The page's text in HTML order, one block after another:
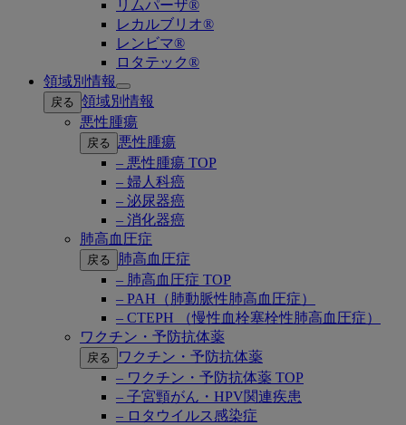
リムパーザ®
レカルブリオ®
レンビマ®
ロタテック®
領域別情報
Open
submenu
戻る 領域別情報
悪性腫瘍
戻る
悪性腫瘍
– 悪性腫瘍 TOP
– 婦人科癌
– 泌尿器癌
– 消化器癌
肺高血圧症
戻る
肺高血圧症
– 肺高血圧症 TOP
– PAH（肺動脈性肺高血圧症）
– CTEPH （慢性血栓塞栓性肺高血圧症）
ワクチン・予防抗体薬
戻る
ワクチン・予防抗体薬
– ワクチン・予防抗体薬 TOP
– 子宮頸がん・HPV関連疾患
– ロタウイルス感染症